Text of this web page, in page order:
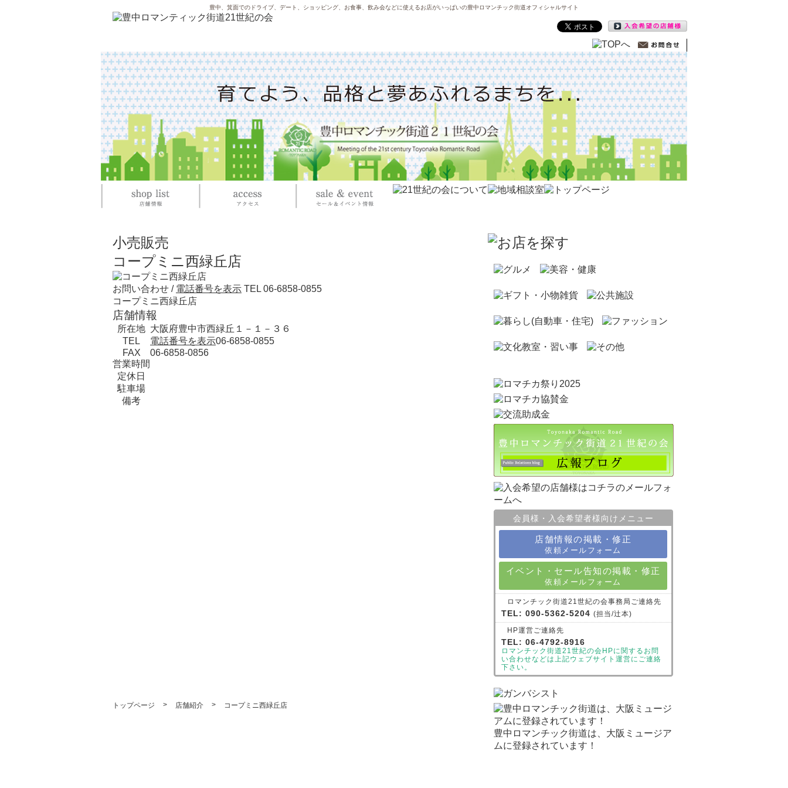
豊中、箕面でのドライブ、デート、ショッピング、お食事、飲み会などに使えるお店がいっぱいの豊中ロマンチック街道オフィシャルサイト
小売販売
コープミニ西緑丘店
お問い合わせ / 電話番号を表示 TEL 06-6858-0855
コープミニ西緑丘店
店舗情報
所在地 大阪府豊中市西緑丘１－１－３６
TEL
電話番号を表示06-6858-0855
FAX
06-6858-0856
営業時間
定休日
駐車場
備考
トップページ > 店舗紹介 > コープミニ西緑丘店
会員様・入会希望者様向けメニュー
店舗情報の掲載・修正
依頼メールフォーム
イベント・セール告知の掲載・修正
依頼メールフォーム
ロマンチック街道21世紀の会事務局ご連絡先
TEL: 090-5362-5204 (担当/辻本)
HP運営ご連絡先
TEL: 06-4792-8916
ロマンチック街道21世紀の会HPに関するお問
い合わせなどは上記ウェブサイト運営にご連絡
下さい。
豊中ロマンチック街道は、大阪ミュージア
ムに登録されています！